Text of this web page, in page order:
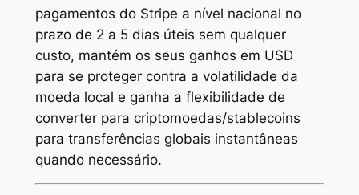
pagamentos do Stripe a nível nacional no
prazo de 2 a 5 dias úteis sem qualquer
custo, mantém os seus ganhos em USD
para se proteger contra a volatilidade da
moeda local e ganha a flexibilidade de
converter para criptomoedas/stablecoins
para transferências globais instantâneas
quando necessário.